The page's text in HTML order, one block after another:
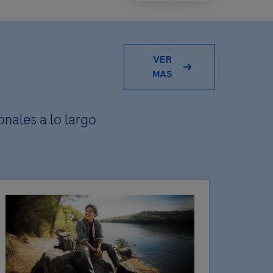
a lo largo
VER
MAS
no